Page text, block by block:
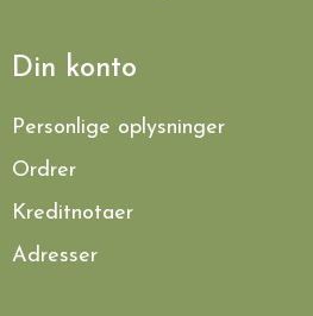
Din konto
Personlige oplysninger
Ordrer
Kreditnotaer
Adresser